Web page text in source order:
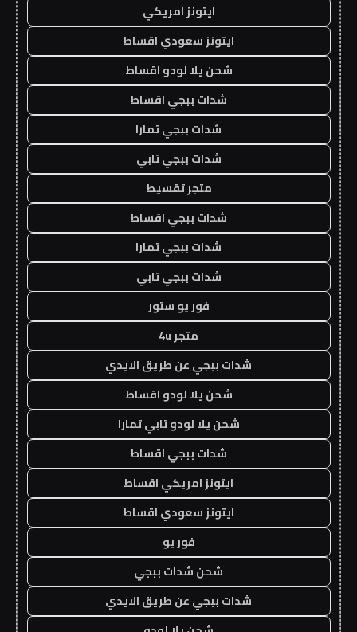
ايتونز امريكي
ايتونز سعودي اقساط
شحن يلا لودو اقساط
شدات ببجي اقساط
شدات ببجي تمارا
شدات ببجي تابي
متجر تقسيط
شدات ببجي اقساط
شدات ببجي تمارا
شدات ببجي تابي
فور يو ستور
متجر 4u
شدات ببجي عن طريق الايدي
شحن يلا لودو اقساط
شحن يلا لودو تابي تمارا
شدات ببجي اقساط
ايتونز امريكي اقساط
ايتونز سعودي اقساط
فور يو
شحن شدات ببجي
شدات ببجي عن طريق الايدي